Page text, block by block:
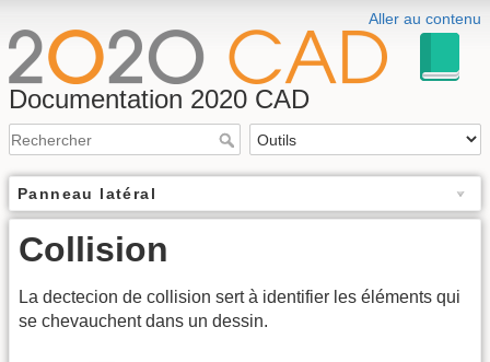
Aller au contenu
Documentation 2020 CAD
Panneau latéral
Collision
La dectecion de collision sert à identifier les éléments qui
se chevauchent dans un dessin.